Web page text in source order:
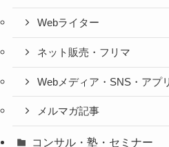
Webライター
ネット販売・フリマ
Webメディア・SNS・アプリ
メルマガ記事
コンサル・塾・セミナー